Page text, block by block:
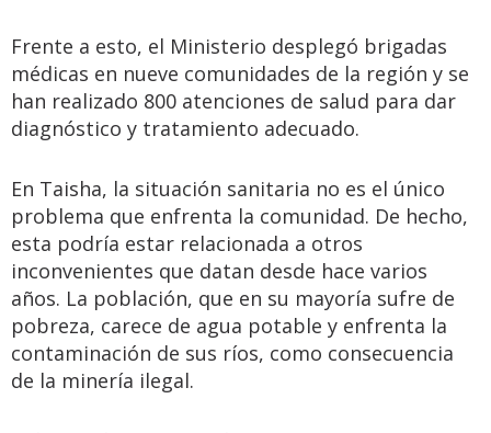
Frente a esto, el Ministerio desplegó brigadas
médicas en nueve comunidades de la región y se
han realizado 800 atenciones de salud para dar
diagnóstico y tratamiento adecuado.
En Taisha, la situación sanitaria no es el único
problema que enfrenta la comunidad. De hecho,
esta podría estar relacionada a otros
inconvenientes que datan desde hace varios
años. La población, que en su mayoría sufre de
pobreza, carece de agua potable y enfrenta la
contaminación de sus ríos, como consecuencia
de la minería ilegal.